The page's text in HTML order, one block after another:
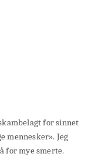
for sinnet
mennesker». Jeg
for mye smerte.